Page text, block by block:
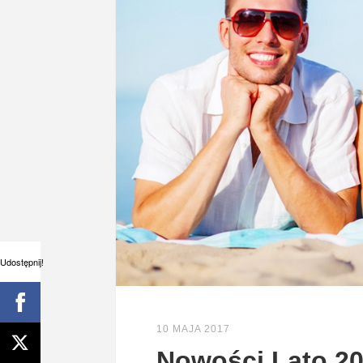
10 MAJA 2017
Udostępnij!